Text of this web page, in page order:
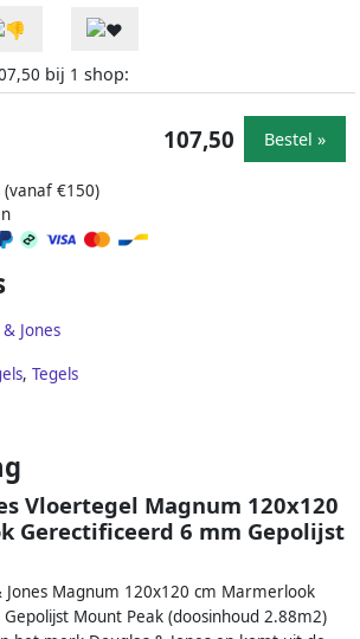
bij 1 shop:
€150)
107,50 Bestel »
Jones
, Tegels
Vloertegel Magnum 120x120
Gerectificeerd 6 mm Gepolijst
Jones Magnum 120x120 cm Marmerlook
Mount Peak (doosinhoud 2.88m2)